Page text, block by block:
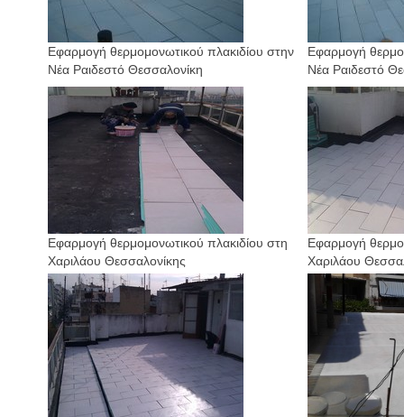
Εφαρμογή θερμομονωτικού πλακιδίου στην
Νέα Ραιδεστό Θεσσαλονίκη
Еφαρμογή
Νέα Ραιδεστό
Εφαρμογή θερμομονωτικού πλακιδίου στη
Χαριλάου Θεσσαλονίκης
Εφαρμογή
Χαριλάου